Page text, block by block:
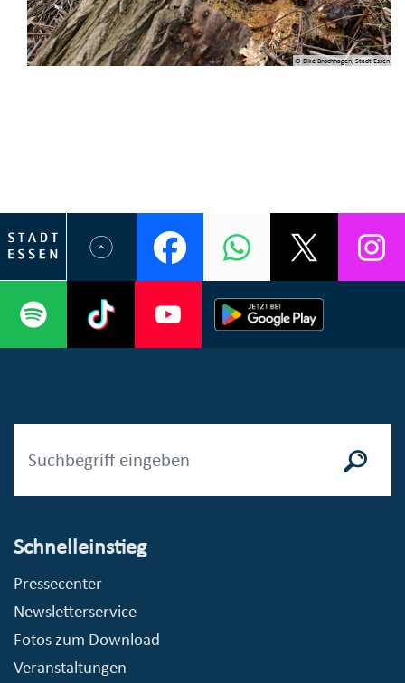
© Elke Brochhagen, Stadt Essen
Schnelleinstieg
Pressecenter
Newsletterservice
Fotos zum Download
Veranstaltungen